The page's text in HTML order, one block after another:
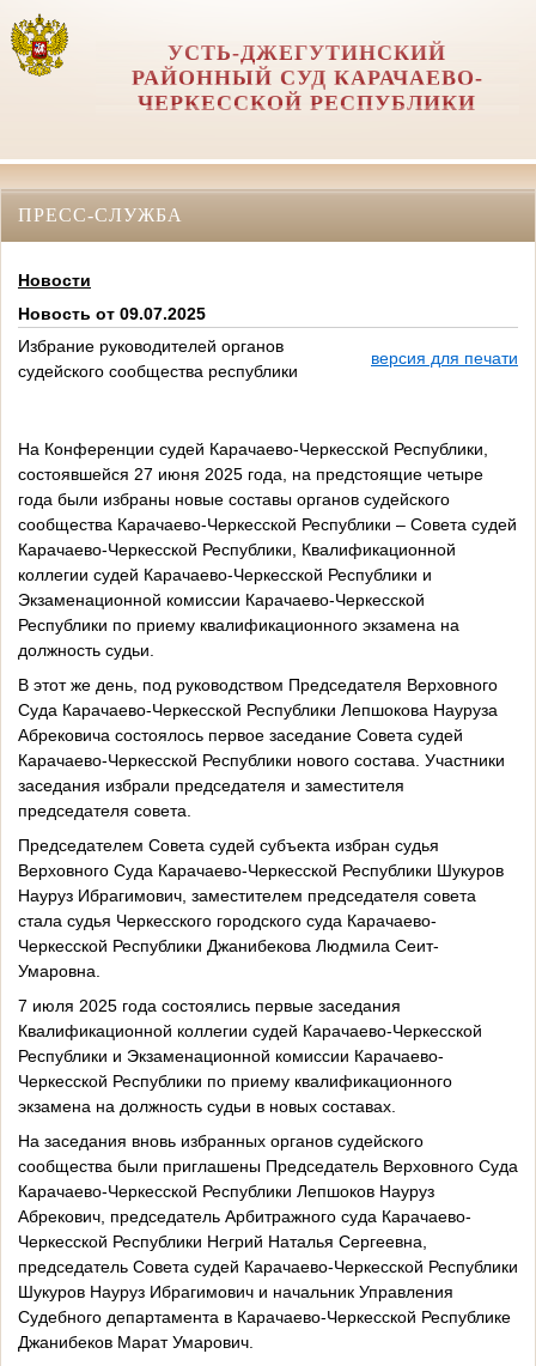
УСТЬ-ДЖЕГУТИНСКИЙ
РАЙОННЫЙ СУД КАРАЧАЕВО-
ЧЕРКЕССКОЙ РЕСПУБЛИКИ
ПРЕСС-СЛУЖБА
Новости
Новость от 09.07.2025
Избрание руководителей органов
судейского сообщества республики
версия для печати
На Конференции судей Карачаево-Черкесской Республики,
состоявшейся 27 июня 2025 года, на предстоящие четыре
года были избраны новые составы органов судейского
сообщества Карачаево-Черкесской Республики – Совета судей
Карачаево-Черкесской Республики, Квалификационной
коллегии судей Карачаево-Черкесской Республики и
Экзаменационной комиссии Карачаево-Черкесской
Республики по приему квалификационного экзамена на
должность судьи.
В этот же день, под руководством Председателя Верховного
Суда Карачаево-Черкесской Республики Лепшокова Науруза
Абрековича состоялось первое заседание Совета судей
Карачаево-Черкесской Республики нового состава. Участники
заседания избрали председателя и заместителя
председателя совета.
Председателем Совета судей субъекта избран судья
Верховного Суда Карачаево-Черкесской Республики Шукуров
Науруз Ибрагимович, заместителем председателя совета
стала судья Черкесского городского суда Карачаево-
Черкесской Республики Джанибекова Людмила Сеит-
Умаровна.
7 июля 2025 года состоялись первые заседания
Квалификационной коллегии судей Карачаево-Черкесской
Республики и Экзаменационной комиссии Карачаево-
Черкесской Республики по приему квалификационного
экзамена на должность судьи в новых составах.
На заседания вновь избранных органов судейского
сообщества были приглашены Председатель Верховного Суда
Карачаево-Черкесской Республики Лепшоков Науруз
Абрекович, председатель Арбитражного суда Карачаево-
Черкесской Республики Негрий Наталья Сергеевна,
председатель Совета судей Карачаево-Черкесской Республики
Шукуров Науруз Ибрагимович и начальник Управления
Судебного департамента в Карачаево-Черкесской Республике
Джанибеков Марат Умарович.